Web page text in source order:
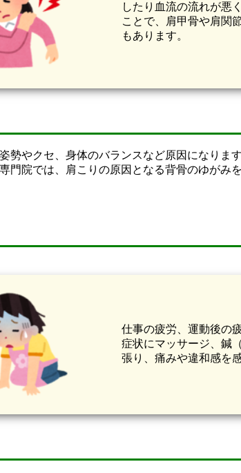
したり血流の流れが悪
ことで、肩甲骨や肩関
もあります。
勢やクセ、身体のバランスなど原因になります
門院では、肩こりの原因となる背骨のゆがみ
仕事の疲労、運動後の
症状にマッサージ、鍼
張り、痛みや違和感を